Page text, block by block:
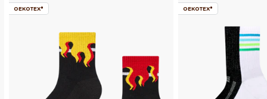
OEKOTEX® OEKOTEX®